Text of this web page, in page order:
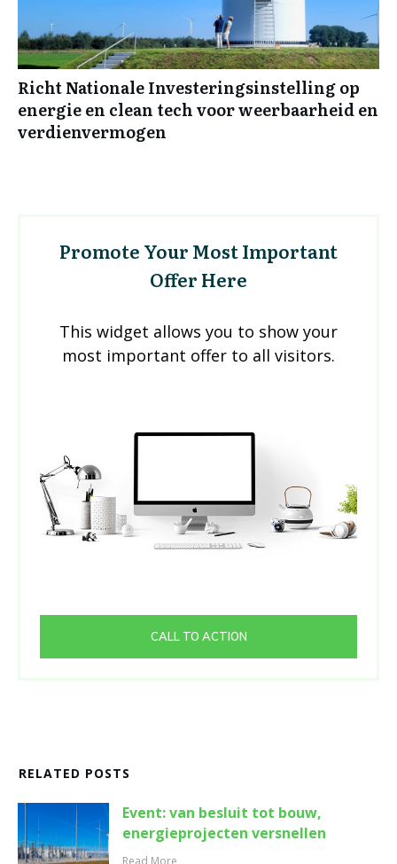
Richt Nationale Investeringsinstelling op
energie en clean tech voor weerbaarheid en
verdienvermogen
Promote Your Most Important
Offer Here
This widget allows you to show your
most important offer to all visitors.
CALL TO ACTION
RELATED POSTS
Event: van besluit tot bouw,
energieprojecten versnellen
Read More